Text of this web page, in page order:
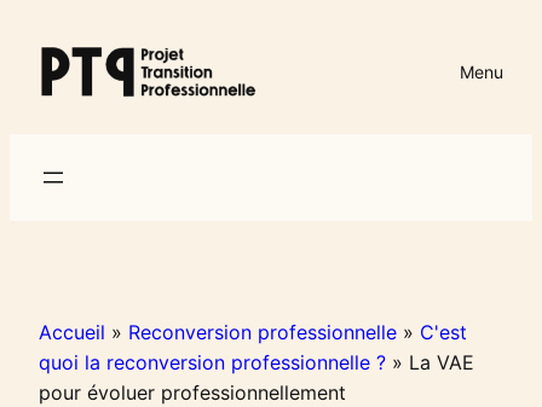
contenu
Menu
Accueil » Reconversion professionnelle » C'est
quoi la reconversion professionnelle ? » La VAE
pour évoluer professionnellement